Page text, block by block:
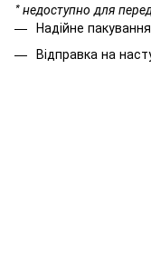
* недоступно для
Надійне пакування
Відправка на